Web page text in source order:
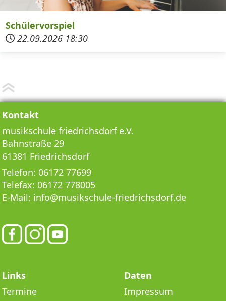
Schülervorspiel
22.09.2026 18:30
Kontakt
musikschule friedrichsdorf e.V.
Bahnstraße 29
61381 Friedrichsdorf
Telefon:06172 77699
Telefax:06172 778005
E-Mail: info@musikschule-friedrichsdorf.de
Links
Termine
Daten
Impressum